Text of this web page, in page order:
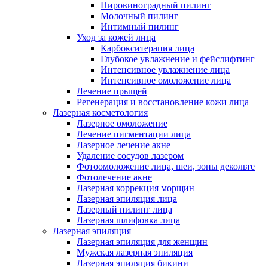
Пировиноградный пилинг
Молочный пилинг
Интимный пилинг
Уход за кожей лица
Карбокситерапия лица
Глубокое увлажнение и фейслифтинг
Интенсивное увлажнение лица
Интенсивное омоложение лица
Лечение прыщей
Регенерация и восстановление кожи лица
Лазерная косметология
Лазерное омоложение
Лечение пигментации лица
Лазерное лечение акне
Удаление сосудов лазером
Фотоомоложение лица, шеи, зоны декольте
Фотолечение акне
Лазерная коррекция морщин
Лазерная эпиляция лица
Лазерный пилинг лица
Лазерная шлифовка лица
Лазерная эпиляция
Лазерная эпиляция для женщин
Мужская лазерная эпиляция
Лазерная эпиляция бикини